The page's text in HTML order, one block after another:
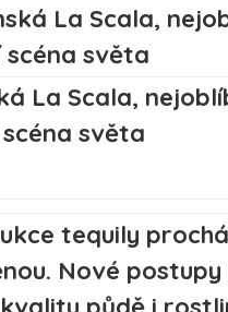
La Scala,
světa